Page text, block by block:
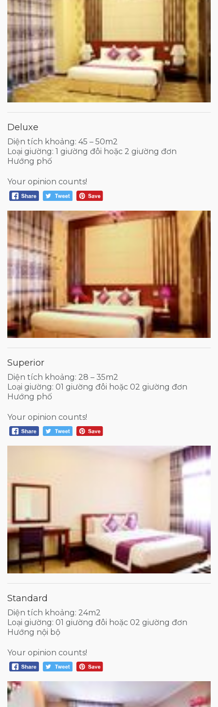
Deluxe
Diện tích khoảng: 45 – 50m2
Loại giường: 1 giường đôi hoặc 2 giường đơn
Hướng phố
Your opinion counts!
Superior
Diện tích khoảng: 28 – 35m2
Loại giường: 01 giường đôi hoặc 02 giường đơn
Hướng phố
Your opinion counts!
Standard
Diện tích khoảng: 24m2
Loại giường: 01 giường đôi hoặc 02 giường đơn
Hướng nội bộ
Your opinion counts!